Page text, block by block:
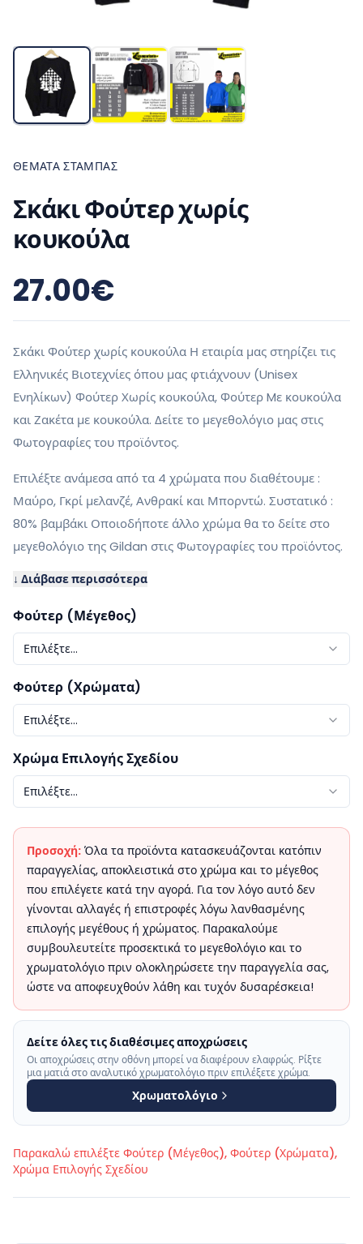
ΘΕΜΑΤΑ ΣΤΑΜΠΑΣ
Σκάκι Φούτερ χωρίς
κουκούλα
27.00€
Σκάκι Φούτερ χωρίς κουκούλα Η εταιρία μας στηρίζει τις
Ελληνικές Βιοτεχνίες όπου μας φτιάχνουν (Unisex
Ενηλίκων) Φούτερ Χωρίς κουκούλα, Φούτερ Mε κουκούλα
και Ζακέτα με κουκούλα. Δείτε το μεγεθολόγιο μας στις
Φωτογραφίες του προϊόντος.
Επιλέξτε ανάμεσα από τα 4 χρώματα που διαθέτουμε :
Μαύρο, Γκρί μελανζέ, Ανθρακί και Μπορντώ. Συστατικό :
80% βαμβάκι Οποιοδήποτε άλλο χρώμα θα το δείτε στο
μεγεθολόγιο της Gildan στις Φωτογραφίες του προϊόντος.
↓ Διάβασε περισσότερα
Φούτερ (Μέγεθος)
Επιλέξτε...
Φούτερ (Χρώματα)
Επιλέξτε...
Χρώμα Επιλογής Σχεδίου
Επιλέξτε...
Προσοχή: Όλα τα προϊόντα κατασκευάζονται κατόπιν
παραγγελίας, αποκλειστικά στο χρώμα και το μέγεθος
που επιλέγετε κατά την αγορά. Για τον λόγο αυτό δεν
γίνονται αλλαγές ή επιστροφές λόγω λανθασμένης
επιλογής μεγέθους ή χρώματος. Παρακαλούμε
συμβουλευτείτε προσεκτικά το μεγεθολόγιο και το
χρωματολόγιο πριν ολοκληρώσετε την παραγγελία σας,
ώστε να αποφευχθούν λάθη και τυχόν δυσαρέσκεια!
Δείτε όλες τις διαθέσιμες αποχρώσεις
Οι αποχρώσεις στην οθόνη μπορεί να διαφέρουν ελαφρώς. Ρίξτε
μια ματιά στο αναλυτικό χρωματολόγιο πριν επιλέξετε χρώμα.
Χρωματολόγιο
Παρακαλώ επιλέξτε Φούτερ (Μέγεθος), Φούτερ (Χρώματα),
Χρώμα Επιλογής Σχεδίου